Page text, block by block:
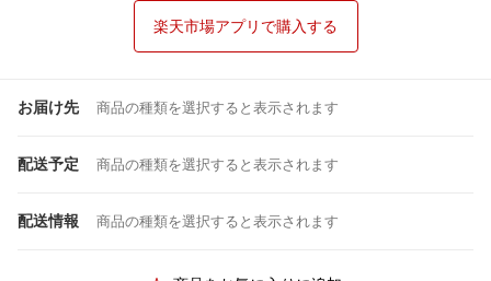
楽天市場アプリで購入する
お届け先 商品の種類を選択すると表示されます
配送予定 商品の種類を選択すると表示されます
配送情報 商品の種類を選択すると表示されます